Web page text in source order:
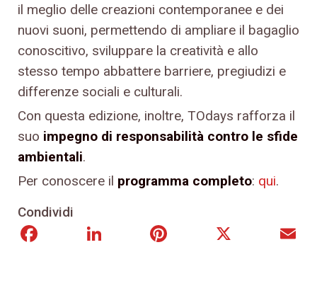
il meglio delle creazioni contemporanee e dei
nuovi suoni, permettendo di ampliare il bagaglio
conoscitivo, sviluppare la creatività e allo
stesso tempo abbattere barriere, pregiudizi e
differenze sociali e culturali.
Con questa edizione, inoltre, TOdays rafforza il
suo impegno di responsabilità contro le sfide
ambientali.
Per conoscere il programma completo: qui.
Condividi
FacebookLinkedIn Pinterest